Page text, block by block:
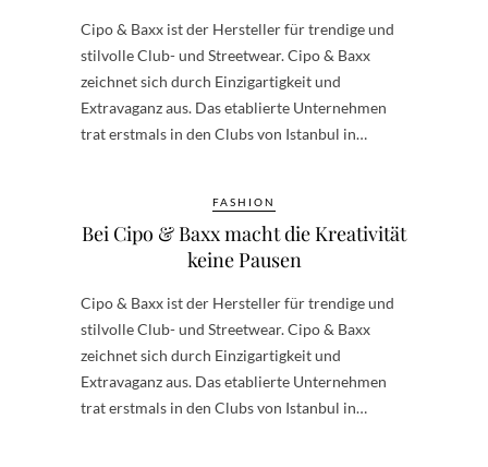
Cipo & Baxx ist der Hersteller für trendige und
stilvolle Club- und Streetwear. Cipo & Baxx
zeichnet sich durch Einzigartigkeit und
Extravaganz aus. Das etablierte Unternehmen
trat erstmals in den Clubs von Istanbul in…
FASHION
Bei Cipo & Baxx macht die Kreativität
keine Pausen
Cipo & Baxx ist der Hersteller für trendige und
stilvolle Club- und Streetwear. Cipo & Baxx
zeichnet sich durch Einzigartigkeit und
Extravaganz aus. Das etablierte Unternehmen
trat erstmals in den Clubs von Istanbul in…